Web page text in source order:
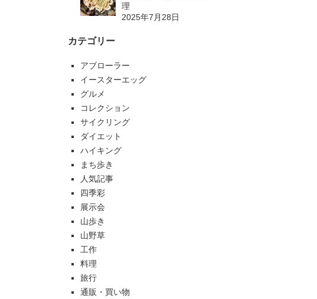
理
2025年7月28日
カテゴリー
アブローラー
イースターエッグ
グルメ
コレクション
サイクリング
ダイエット
ハイキング
まち歩き
人気記事
四季彩
展示会
山歩き
山野草
工作
料理
旅行
通販・買い物